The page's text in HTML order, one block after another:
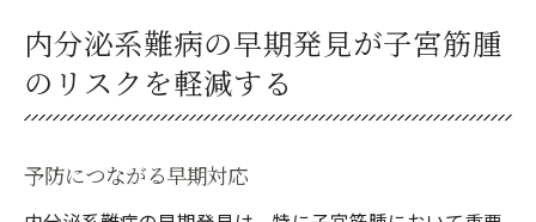
内分泌系難病の早期発見が子宮筋腫
のリスクを軽減する
予防につながる早期対応